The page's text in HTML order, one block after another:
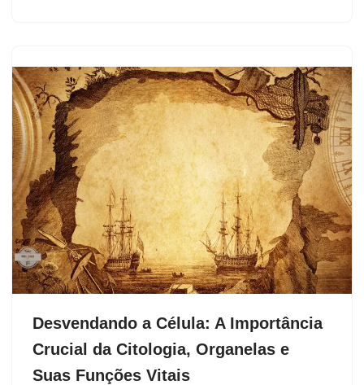
Desvendando a Célula: A Importância
Crucial da Citologia, Organelas e
Suas Funções Vitais